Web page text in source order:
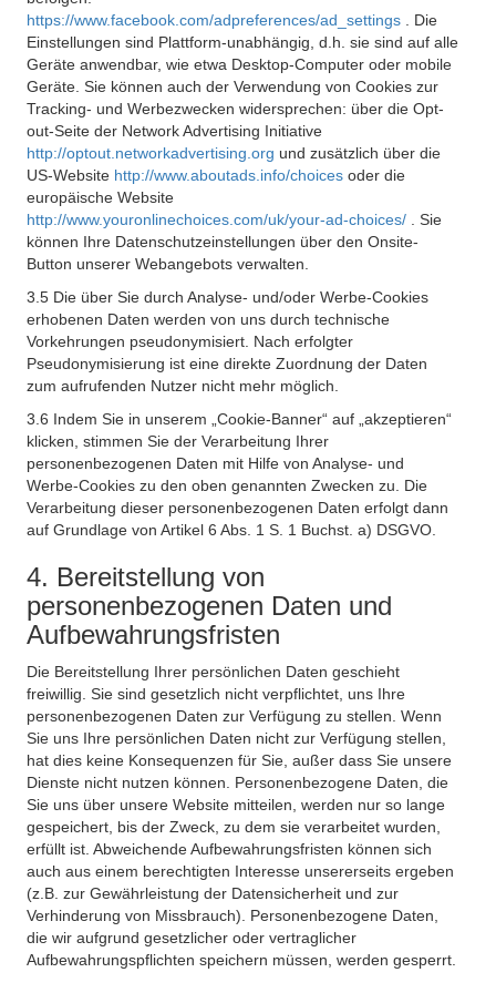
https://www.facebook.com/adpreferences/ad_settings
. Die
Einstellungen sind Plattform-unabhängig, d.h. sie sind auf alle
Geräte anwendbar, wie etwa Desktop-Computer oder mobile
Geräte. Sie können auch der Verwendung von Cookies zur
Tracking- und Werbezwecken widersprechen: über die Opt-
out-Seite der Network Advertising Initiative
http://optout.networkadvertising.org und zusätzlich über die
US-Website http://www.aboutads.info/choices oder die
europäische Website
http://www.youronlinechoices.com/uk/your-ad-choices/
. Sie
können Ihre Datenschutzeinstellungen über den Onsite-
Button unserer Webangebots verwalten.
3.5 Die über Sie durch Analyse- und/oder Werbe-Cookies
erhobenen Daten werden von uns durch technische
Vorkehrungen pseudonymisiert. Nach erfolgter
Pseudonymisierung ist eine direkte Zuordnung der Daten
zum aufrufenden Nutzer nicht mehr möglich.
3.6 Indem Sie in unserem „Cookie-Banner“ auf „akzeptieren“
klicken, stimmen Sie der Verarbeitung Ihrer
personenbezogenen Daten mit Hilfe von Analyse- und
Werbe-Cookies zu den oben genannten Zwecken zu. Die
Verarbeitung dieser personenbezogenen Daten erfolgt dann
auf Grundlage von Artikel 6 Abs. 1 S. 1 Buchst. a) DSGVO.
4. Bereitstellung von
personenbezogenen Daten und
Aufbewahrungsfristen
Die Bereitstellung Ihrer persönlichen Daten geschieht
freiwillig. Sie sind gesetzlich nicht verpflichtet, uns Ihre
personenbezogenen Daten zur Verfügung zu stellen. Wenn
Sie uns Ihre persönlichen Daten nicht zur Verfügung stellen,
hat dies keine Konsequenzen für Sie, außer dass Sie unsere
Dienste nicht nutzen können. Personenbezogene Daten, die
Sie uns über unsere Website mitteilen, werden nur so lange
gespeichert, bis der Zweck, zu dem sie verarbeitet wurden,
erfüllt ist. Abweichende Aufbewahrungsfristen können sich
auch aus einem berechtigten Interesse unsererseits ergeben
(z.B. zur Gewährleistung der Datensicherheit und zur
Verhinderung von Missbrauch). Personenbezogene Daten,
die wir aufgrund gesetzlicher oder vertraglicher
Aufbewahrungspflichten speichern müssen, werden gesperrt.